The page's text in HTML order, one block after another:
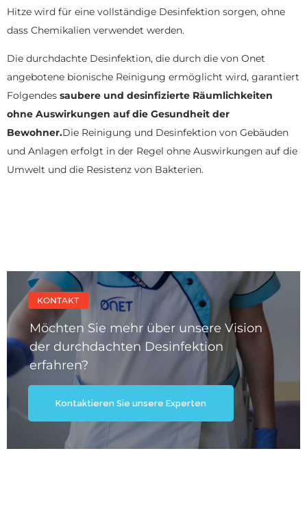
Hitze wird für eine vollständige Desinfektion sorgen, ohne
dass Chemikalien verwendet werden.
Die durchdachte Desinfektion, die durch die von Onet
angebotene bionische Reinigung ermöglicht wird, garantiert
Folgendes saubere und desinfizierte Räumlichkeiten
ohne Auswirkungen auf die Gesundheit der
Bewohner.Die Reinigung und Desinfektion von Gebäuden
und Anlagen erfolgt in der Regel ohne Auswirkungen auf die
Umwelt und die Resistenz von Bakterien.
KONTAKT
Möchten Sie mehr über unsere Vision
der durchdachten Desinfektion
erfahren?
Kontaktieren Sie unsere Experten